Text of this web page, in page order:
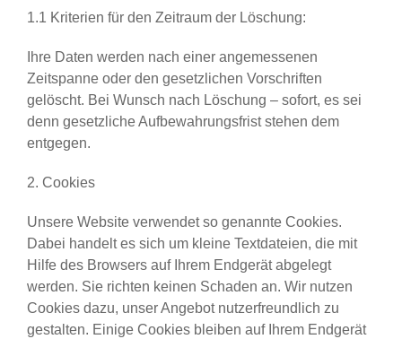
1.1 Kriterien für den Zeitraum der Löschung:
Ihre Daten werden nach einer angemessenen
Zeitspanne oder den gesetzlichen Vorschriften
gelöscht. Bei Wunsch nach Löschung – sofort, es sei
denn gesetzliche Aufbewahrungsfrist stehen dem
entgegen.
2. Cookies
Unsere Website verwendet so genannte Cookies.
Dabei handelt es sich um kleine Textdateien, die mit
Hilfe des Browsers auf Ihrem Endgerät abgelegt
werden. Sie richten keinen Schaden an. Wir nutzen
Cookies dazu, unser Angebot nutzerfreundlich zu
gestalten. Einige Cookies bleiben auf Ihrem Endgerät